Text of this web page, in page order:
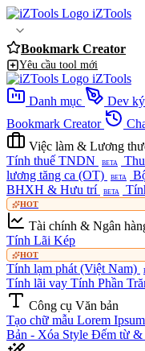
iZTools
Bookmark Creator
Yêu cầu tool mới
iZTools
Danh mục
Dev
Bookmark Creator
Việc làm & Lương
Tính thuế TNDN
BETA
lương tăng ca (OT)
BETA
BHXH & Hưu trí
BETA
HOT
Tài chính & Ngân
Tính Lãi Kép
HOT
Tính lạm phát (Việt Nam)
Tính lãi vay Tính Phần
Công cụ Văn bản
Tạo chữ mẫu Lorem Ipsum
Bản - Xóa Style Đếm từ &